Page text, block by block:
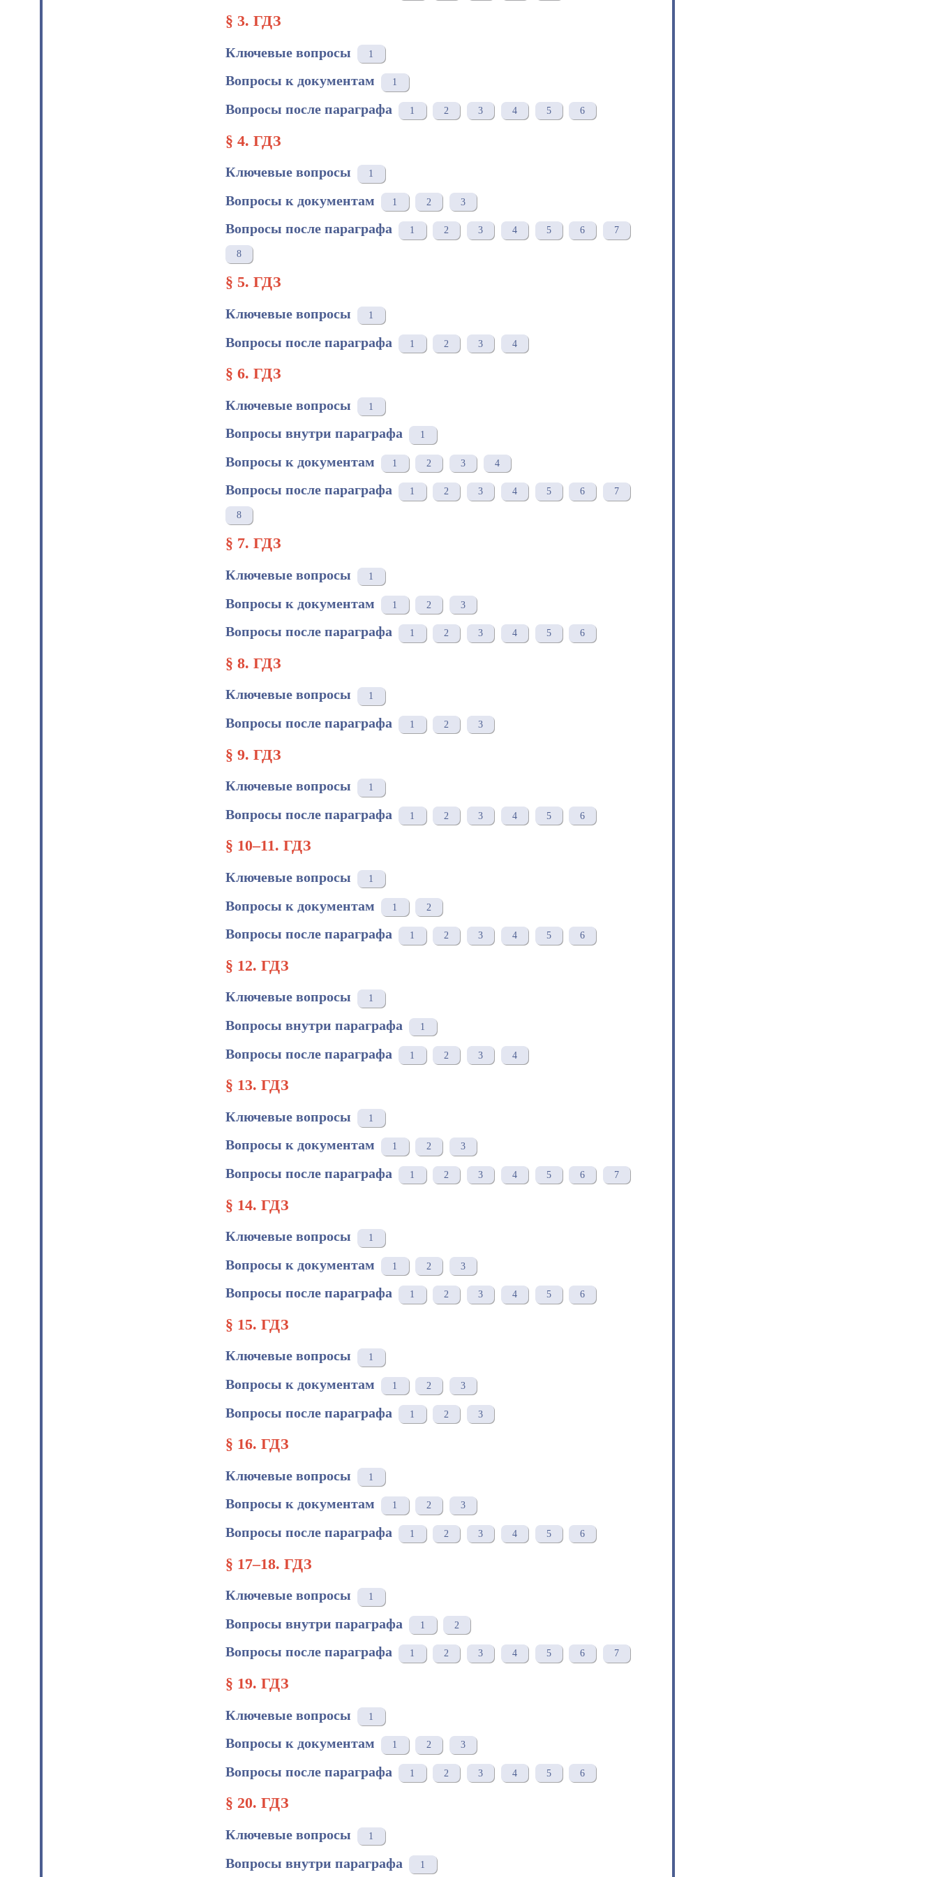
§ 3. ГДЗ
Ключевые вопросы 1
Вопросы к документам 1
Вопросы после параграфа 1 2 3 4 5 6
§ 4. ГДЗ
Ключевые вопросы 1
Вопросы к документам 1 2 3
Вопросы после параграфа 1 2 3 4 5 6 7
8
§ 5. ГДЗ
Ключевые вопросы 1
Вопросы после параграфа 1 2 3 4
§ 6. ГДЗ
Ключевые вопросы 1
Вопросы внутри параграфа 1
Вопросы к документам 1 2 3 4
Вопросы после параграфа 1 2 3 4 5 6 7
8
§ 7. ГДЗ
Ключевые вопросы 1
Вопросы к документам 1 2 3
Вопросы после параграфа 1 2 3 4 5 6
§ 8. ГДЗ
Ключевые вопросы 1
Вопросы после параграфа 1 2 3
§ 9. ГДЗ
Ключевые вопросы 1
Вопросы после параграфа 1 2 3 4 5 6
§ 10–11. ГДЗ
Ключевые вопросы 1
Вопросы к документам 1 2
Вопросы после параграфа 1 2 3 4 5 6
§ 12. ГДЗ
Ключевые вопросы 1
Вопросы внутри параграфа 1
Вопросы после параграфа 1 2 3 4
§ 13. ГДЗ
Ключевые вопросы 1
Вопросы к документам 1 2 3
Вопросы после параграфа 1 2 3 4 5 6 7
§ 14. ГДЗ
Ключевые вопросы 1
Вопросы к документам 1 2 3
Вопросы после параграфа 1 2 3 4 5 6
§ 15. ГДЗ
Ключевые вопросы 1
Вопросы к документам 1 2 3
Вопросы после параграфа 1 2 3
§ 16. ГДЗ
Ключевые вопросы 1
Вопросы к документам 1 2 3
Вопросы после параграфа 1 2 3 4 5 6
§ 17–18. ГДЗ
Ключевые вопросы 1
Вопросы внутри параграфа 1 2
Вопросы после параграфа 1 2 3 4 5 6 7
§ 19. ГДЗ
Ключевые вопросы 1
Вопросы к документам 1 2 3
Вопросы после параграфа 1 2 3 4 5 6
§ 20. ГДЗ
Ключевые вопросы 1
Вопросы внутри параграфа 1